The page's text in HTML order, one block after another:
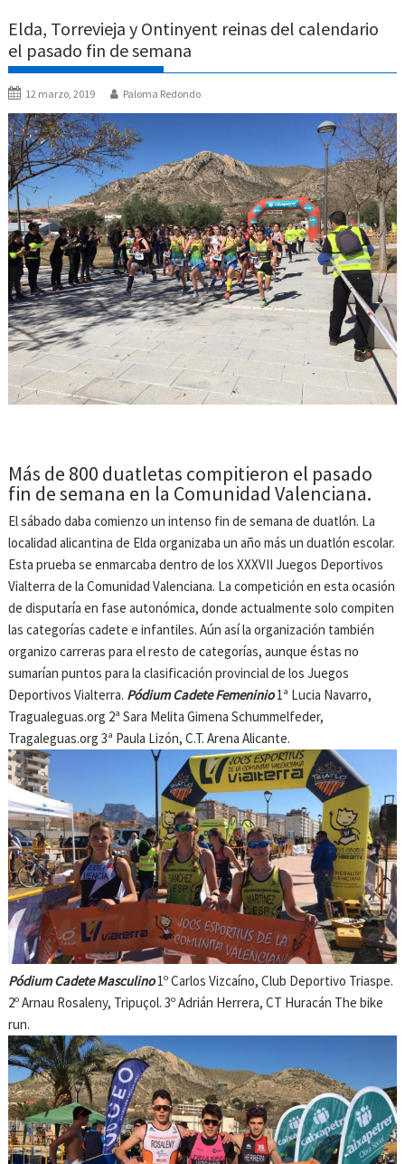
Elda, Torrevieja y Ontinyent reinas del calendario
el pasado fin de semana
12 marzo, 2019 Paloma Redondo
Más de 800 duatletas compitieron el pasado
fin de semana en la Comunidad Valenciana.
El sábado daba comienzo un intenso fin de semana de duatlón. La
localidad alicantina de Elda organizaba un año más un duatlón escolar.
Esta prueba se enmarcaba dentro de los XXXVII Juegos Deportivos
Vialterra de la Comunidad Valenciana. La competición en esta ocasión
de disputaría en fase autonómica, donde actualmente solo compiten
las categorías cadete e infantiles. Aún así la organización también
organizo carreras para el resto de categorías, aunque éstas no
sumarían puntos para la clasificación provincial de los Juegos
Deportivos Vialterra. Pódium Cadete Femeninio1ª Lucia Navarro,
Tragualeguas.org 2ª Sara Melita Gimena Schummelfeder,
Tragaleguas.org 3ª Paula Lizón, C.T. Arena Alicante.
Pódium Cadete Masculino1º Carlos Vizcaíno, Club Deportivo Triaspe.
2º Arnau Rosaleny, Tripuçol. 3º Adrián Herrera, CT Huracán The bike
run.